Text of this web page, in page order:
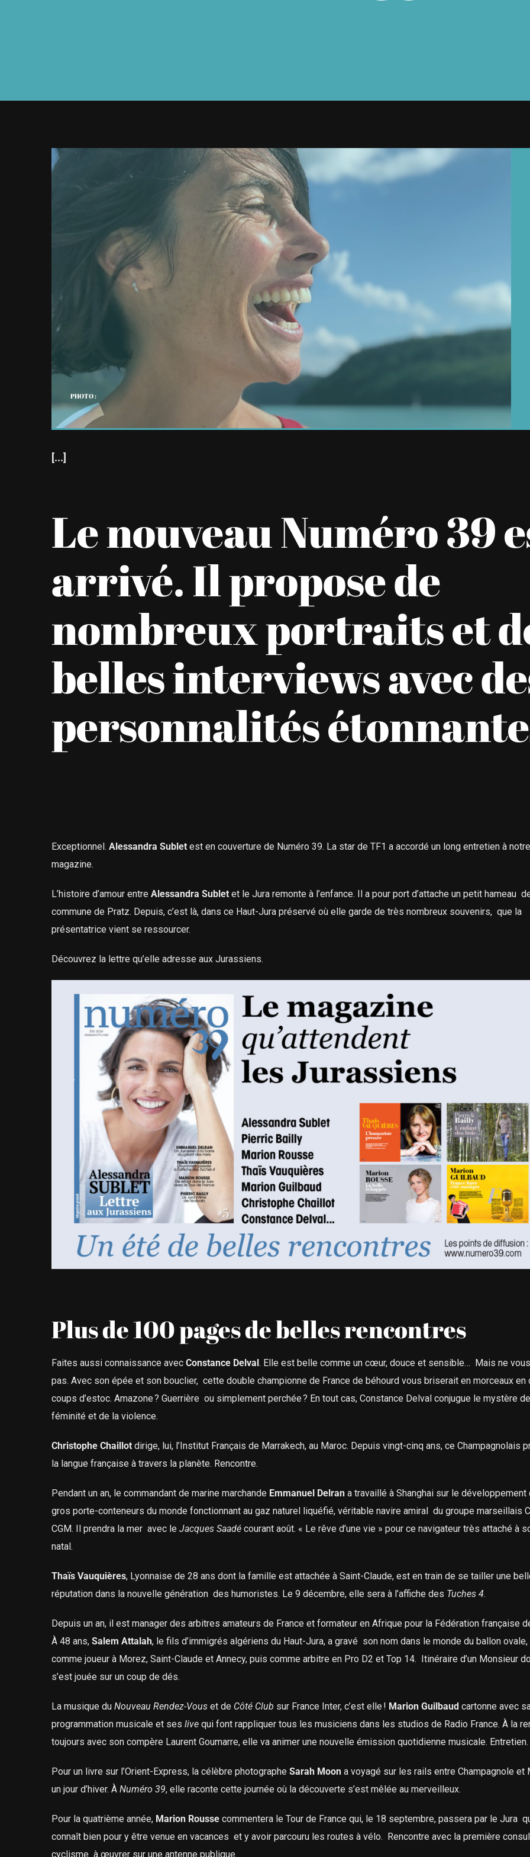
PHOTO :
[...]
Le nouveau Numéro 39
arrivé. Il propose de
nombreux portraits et
belles interviews avec
personnalités
Exceptionnel. Alessandra Subletest en couverture de Numéro 39. La star de TF1 a accordé un long entretien à notre
magazine.
L’histoire d’amour entre Alessandra Subletet le Jura remonte à l’enfance. Il a pour port d’attache un petit hameau
commune de Pratz. Depuis, c’est là, dans ce Haut-Jura préservé où elle garde de très nombreux souvenirs, que la
présentatrice vient se ressourcer.
Découvrez la lettre qu’elle adresse aux Jurassiens.
Plus de 100 pages de belles rencontres
Faites aussi connaissance avec Constance Delval. Elle est belle comme un cœur, douce et sensible… Mais ne
pas. Avec son épée et son bouclier, cette double championne de France de béhourd vous briserait en morceaux en
coups d’estoc. Amazone ? Guerrière ou simplement perchée ? En tout cas, Constance Delval conjugue le mystère
féminité et de la violence.
Christophe Chaillotdirige, lui, l’Institut Français de Marrakech, au Maroc. Depuis vingt-cinq ans, ce Champagnolais
la langue française à travers la planète. Rencontre.
Pendant un an, le commandant de marine marchande Emmanuel Delrana travaillé à Shanghai sur le développement
gros porte-conteneurs du monde fonctionnant au gaz naturel liquéfié, véritable navire amiral du groupe marseillais
CGM. Il prendra la mer avec le Jacques Saadécourant août. « Le rêve d’une vie » pour ce navigateur très attaché à
natal.
Thaïs Vauquières, Lyonnaise de 28 ans dont la famille est attachée à Saint-Claude, est en train de se tailler une
réputation dans la nouvelle génération des humoristes. Le 9 décembre, elle sera à l’affiche des Tuches 4.
Depuis un an, il est manager des arbitres amateurs de France et formateur en Afrique pour la Fédération française
À 48 ans, Salem Attalah, le fils d’immigrés algériens du Haut-Jura, a gravé son nom dans le monde du ballon ovale,
comme joueur à Morez, Saint-Claude et Annecy, puis comme arbitre en Pro D2 et Top 14. Itinéraire d’un Monsieur
s’est jouée sur un coup de dés.
La musique du Nouveau Rendez-Vouset deCôté Club sur France Inter, c’est elle ! Marion Guilbaud cartonne avec
programmation musicale et ses livequi font rappliquer tous les musiciens dans les studios de Radio France. À la
toujours avec son compère Laurent Goumarre, elle va animer une nouvelle émission quotidienne musicale. Entretien.
Pour un livre sur l’Orient-Express, la célèbre photographeSarah Moona voyagé sur les rails entre Champagnole et
un jour d’hiver. À Numéro 39, elle raconte cette journée où la découverte s’est mêlée au merveilleux.
Pour la quatrième année, Marion Roussecommentera le Tour de France qui, le 18 septembre, passera par le Jura
connaît bien pour y être venue en vacances et y avoir parcouru les routes à vélo. Rencontre avec la première
cyclisme à œuvrer sur une antenne publique.